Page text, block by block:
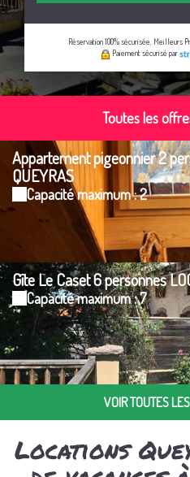
Réservation 100% sécurisée, Meilleurs
Paiement sécurisé par
Toutes les
Appartement pigeonnier 2
QUEYRAS
Capacité maximum : 2
Gîte Le Caset 6 personnes
Capacité maximum : 7
VOIR TOUTES
Locations